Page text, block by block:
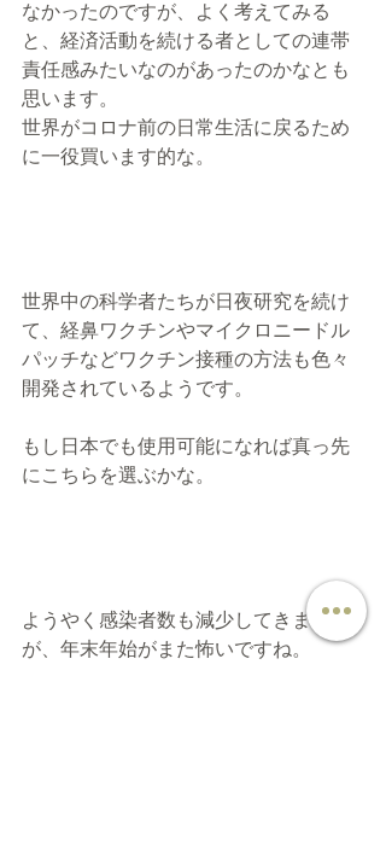
なかったのですが、よく考えてみる
と、経済活動を続ける者としての連帯
責任感みたいなのがあったのかなとも
思います。
世界がコロナ前の日常生活に戻るため
に一役買います的な。
世界中の科学者たちが日夜研究を続け
て、経鼻ワクチンやマイクロニードル
パッチなどワクチン接種の方法も色々
開発されているようです。
もし日本でも使用可能になれば真っ先
にこちらを選ぶかな。
ようやく感染者数も減少してきました
が、年末年始がまた怖いですね。